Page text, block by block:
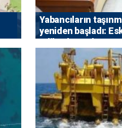
Yabancıların
yeniden başladı:
edilen konutlara 36